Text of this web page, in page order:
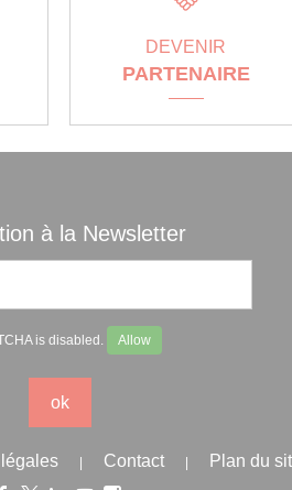
DEVENIR
PARTENAIRE
à la Newsletter
is disabled. Allow
ok
Contact Plan du